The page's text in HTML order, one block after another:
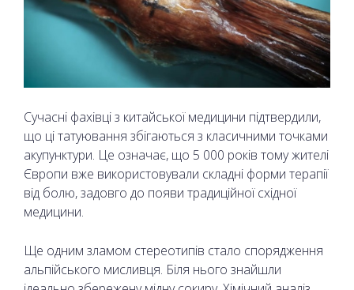
Сучасні фахівці з китайської медицини підтвердили,
що ці татуювання збігаються з класичними точками
акупунктури. Це означає, що 5 000 років тому жителі
Європи вже використовували складні форми терапії
від болю, задовго до появи традиційної східної
медицини.
Ще одним зламом стереотипів стало спорядження
альпійського мисливця. Біля нього знайшли